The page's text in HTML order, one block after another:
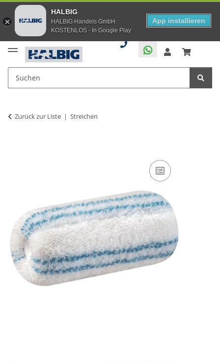
HALBIG
HALBIG Handels GmbH
KOSTENLOS - In Google Play
App installieren
Zurück zur Liste Streichen